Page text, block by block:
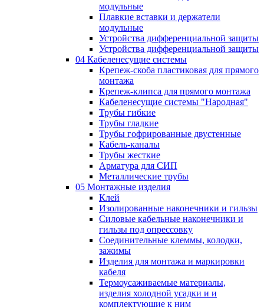
модульные
Плавкие вставки и держатели
модульные
Устройства дифференциальной защиты
Устройства дифференциальной защиты
04 Кабеленесущие системы
Крепеж-скоба пластиковая для прямого
монтажа
Крепеж-клипса для прямого монтажа
Кабеленесущие системы "Народная"
Трубы гибкие
Трубы гладкие
Трубы гофрированные двустенные
Кабель-каналы
Трубы жесткие
Арматура для СИП
Металлические трубы
05 Монтажные изделия
Клей
Изолированные наконечники и гильзы
Силовые кабельные наконечники и
гильзы под опрессовку
Соединительные клеммы, колодки,
зажимы
Изделия для монтажа и маркировки
кабеля
Термоусаживаемые материалы,
изделия холодной усадки и и
комплектующие к ним